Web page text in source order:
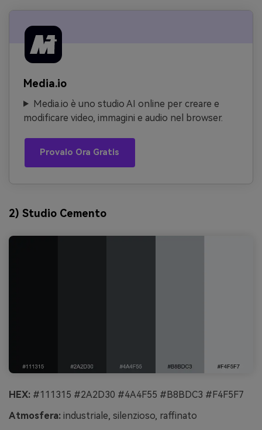
Media.io
Media.io è uno studio AI online per creare e
modificare video, immagini e audio nel browser.
Provalo Ora Gratis
2) Studio Cemento
HEX: #111315 #2A2D30 #4A4F55 #B8BDC3 #F4F5F7
Atmosfera: industriale, silenzioso, raffinato